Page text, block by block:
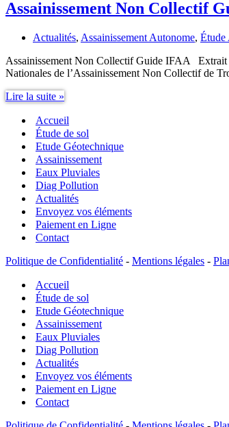
Assainissement Non Collectif
Actualités, Assainissement Autonome, Étude
Assainissement Non Collectif Guide IFAA Extrait
Nationales de l’Assainissement Non Collectif de
Lire la suite »
Collectif
Guide
IFAA
Accueil
Étude de sol
Etude Géotechnique
Assainissement
Eaux Pluviales
Diag Pollution
Actualités
Envoyez vos éléments
Paiement en Ligne
Contact
Politique de Confidentialité - Mentions légales -
Accueil
Étude de sol
Etude Géotechnique
Assainissement
Eaux Pluviales
Diag Pollution
Actualités
Envoyez vos éléments
Paiement en Ligne
Contact